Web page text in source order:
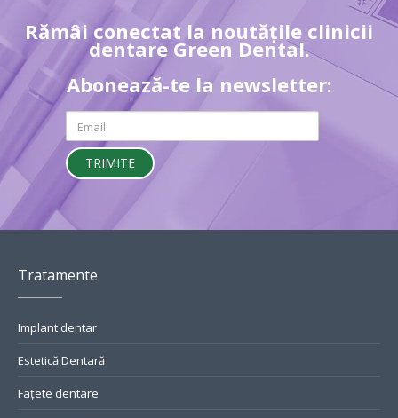
Rămâi conectat la noutățile clinicii
dentare Green Dental.
Abonează-te la newsletter:
Tratamente
Implant dentar
Estetică Dentară
Fațete dentare